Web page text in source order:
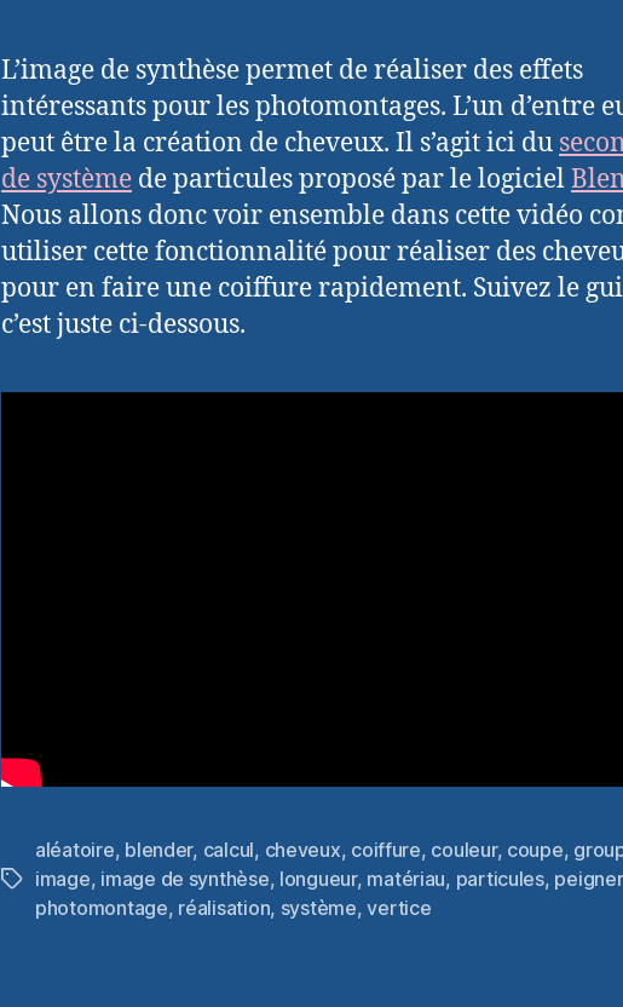
L’image de synthèse permet de réaliser des effets
intéressants pour les photomontages. L’un d’entre
peut être la création de cheveux. Il s’agit ici du
de système de particules proposé par le logiciel
Nous allons donc voir ensemble dans cette vidéo
utiliser cette fonctionnalité pour réaliser des
pour en faire une coiffure rapidement. Suivez le
c’est juste ci-dessous.
Étiquettes
aléatoire, blender, calcul, cheveux, coiffure, couleur, coupe,
image, image de synthèse, longueur, matériau, particules, peigner
photomontage, réalisation, système,vertice